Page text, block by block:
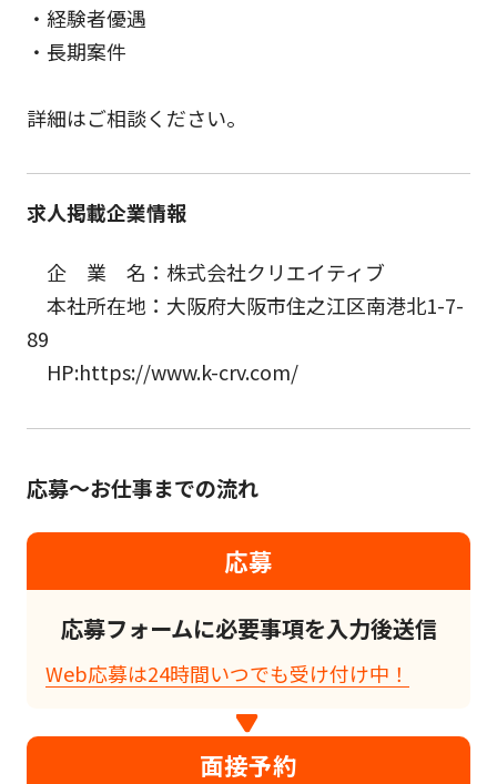
・経験者優遇
・長期案件
詳細はご相談ください。
求人掲載企業情報
企 業 名：株式会社クリエイティブ
本社所在地：大阪府大阪市住之江区南港北1-7-
89
HP:https://www.k-crv.com/
応募～お仕事までの流れ
応募
応募フォームに必要事項を入力後送信
Web応募は24時間いつでも受け付け中！
面接予約